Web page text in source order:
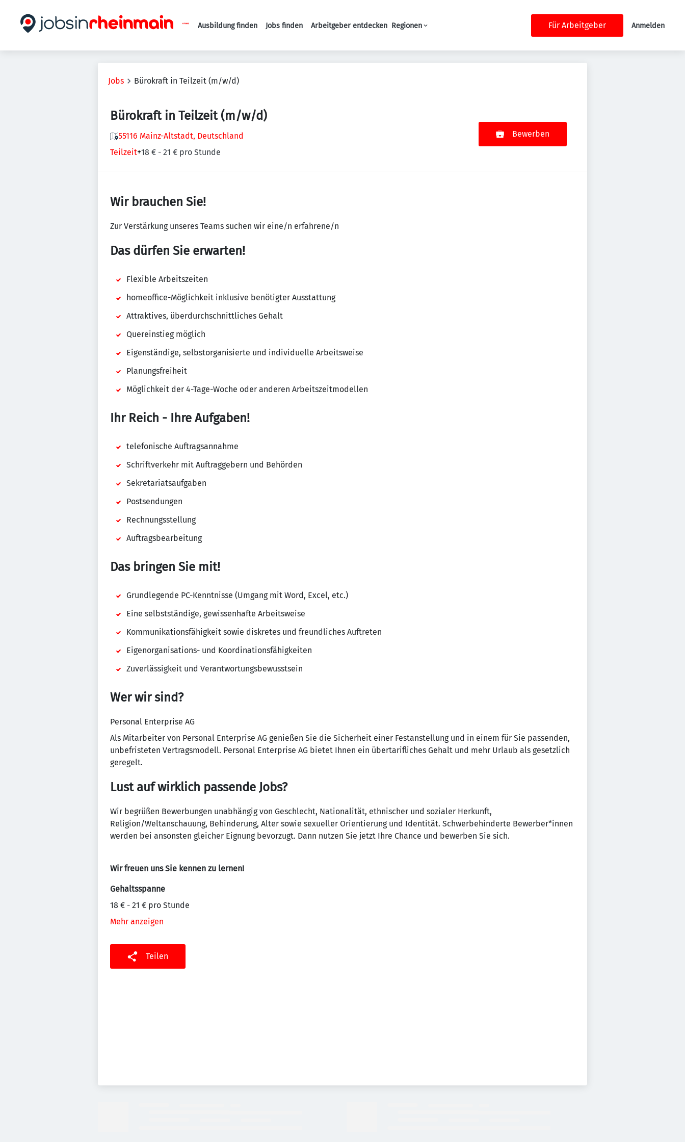
Haupt-Navigation
Ausbildung finden Jobs finden Arbeitgeber entdecken Regionen Für Arbeitgeber Anmelden
Jobs Bürokraft in Teilzeit (m/w/d)
Bürokraft in Teilzeit (m/w/d)
55116 Mainz-Altstadt, Deutschland
Teilzeit+18 € - 21 € pro Stunde
Bewerben
Wir brauchen Sie!
Zur Verstärkung unseres Teams suchen wir eine/n erfahrene/n
Das dürfen Sie erwarten!
Flexible Arbeitszeiten
homeoffice-Möglichkeit inklusive benötigter Ausstattung
Attraktives, überdurchschnittliches Gehalt
Quereinstieg möglich
Eigenständige, selbstorganisierte und individuelle Arbeitsweise
Planungsfreiheit
Möglichkeit der 4-Tage-Woche oder anderen Arbeitszeitmodellen
Ihr Reich - Ihre Aufgaben!
telefonische Auftragsannahme
Schriftverkehr mit Auftraggebern und Behörden
Sekretariatsaufgaben
Postsendungen
Rechnungsstellung
Auftragsbearbeitung
Das bringen Sie mit!
Grundlegende PC-Kenntnisse (Umgang mit Word, Excel, etc.)
Eine selbstständige, gewissenhafte Arbeitsweise
Kommunikationsfähigkeit sowie diskretes und freundliches Auftreten
Eigenorganisations- und Koordinationsfähigkeiten
Zuverlässigkeit und Verantwortungsbewusstsein
Wer wir sind?
Personal Enterprise AG
Als Mitarbeiter von Personal Enterprise AG genießen Sie die Sicherheit einer Festanstellung und in einem für Sie passenden,
unbefristeten Vertragsmodell. Personal Enterprise AG bietet Ihnen ein übertarifliches Gehalt und mehr Urlaub als gesetzlich
geregelt.
Lust auf wirklich passende Jobs?
Wir begrüßen Bewerbungen unabhängig von Geschlecht, Nationalität, ethnischer und sozialer Herkunft,
Religion/Weltanschauung, Behinderung, Alter sowie sexueller Orientierung und Identität. Schwerbehinderte Bewerber*innen
werden bei ansonsten gleicher Eignung bevorzugt. Dann nutzen Sie jetzt Ihre Chance und bewerben Sie sich.
Wir freuen uns Sie kennen zu lernen!
Gehaltsspanne
18 € - 21 € pro Stunde
Mehr anzeigen
Teilen